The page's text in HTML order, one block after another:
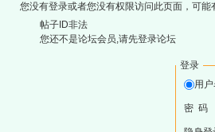
您没有登录或者您没有权限访问此页面，可能
帖子ID非法
您还不是论坛会员,请先登录论坛
登录
用
密 码